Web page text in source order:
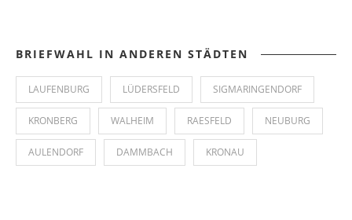
BRIEFWAHL IN ANDEREN STÄDTEN
LAUFENBURG LÜDERSFELD SIGMARINGENDORF
KRONBERG WALHEIM RAESFELD NEUBURG
AULENDORF DAMMBACH KRONAU